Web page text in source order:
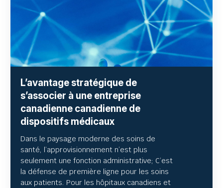
L’avantage stratégique de
s’associer à une entreprise
canadienne canadienne de
dispositifs médicaux
Dans le paysage moderne des soins de
santé, l’approvisionnement n’est plus
seulement une fonction administrative; C’est
la défense de première ligne pour les soins
aux patients. Pour les hôpitaux canadiens et